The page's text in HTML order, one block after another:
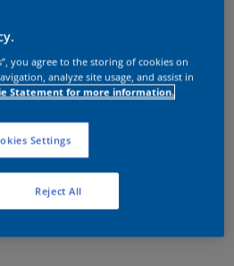
you agree to the storing of cookies on
analyze site usage, and assist in
Statement for more information.
Settings
Reject All